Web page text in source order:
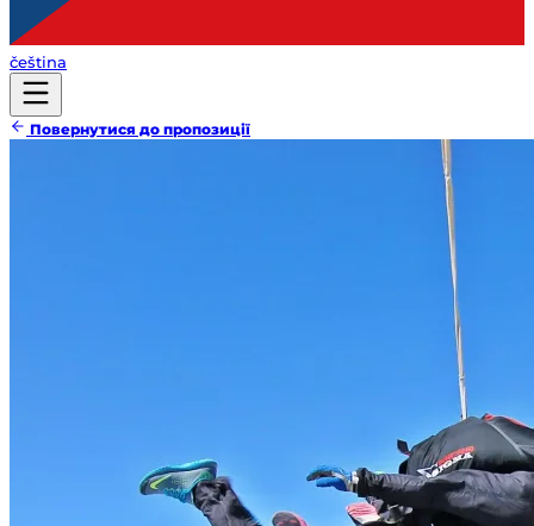
čeština
Повернутися до пропозиції